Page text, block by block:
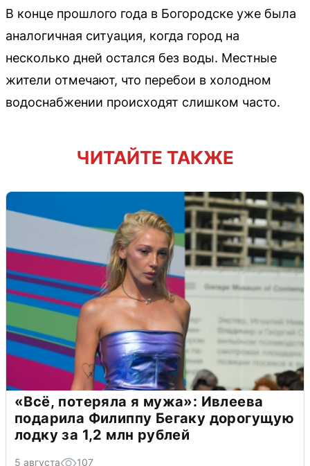
В конце прошлого года в Богородске уже была
аналогичная ситуация, когда город на
несколько дней остался без воды. Местные
жители отмечают, что перебои в холодном
водоснабжении происходят слишком часто.
ЧИТАЙТЕ ТАКЖЕ
«Всё, потеряла я мужа»: Ивлеева
подарила Филиппу Бегаку дорогущую
лодку за 1,2 млн рублей
5 августа 107